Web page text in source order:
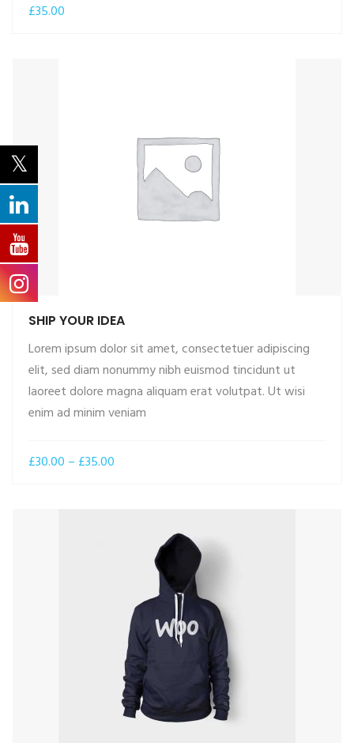
£35.00
SHIP YOUR IDEA
Lorem ipsum dolor sit amet, consectetuer adipiscing
elit, sed diam nonummy nibh euismod tincidunt ut
laoreet dolore magna aliquam erat volutpat. Ut wisi
enim ad minim veniam
£30.00 – £35.00
ADD TO CART